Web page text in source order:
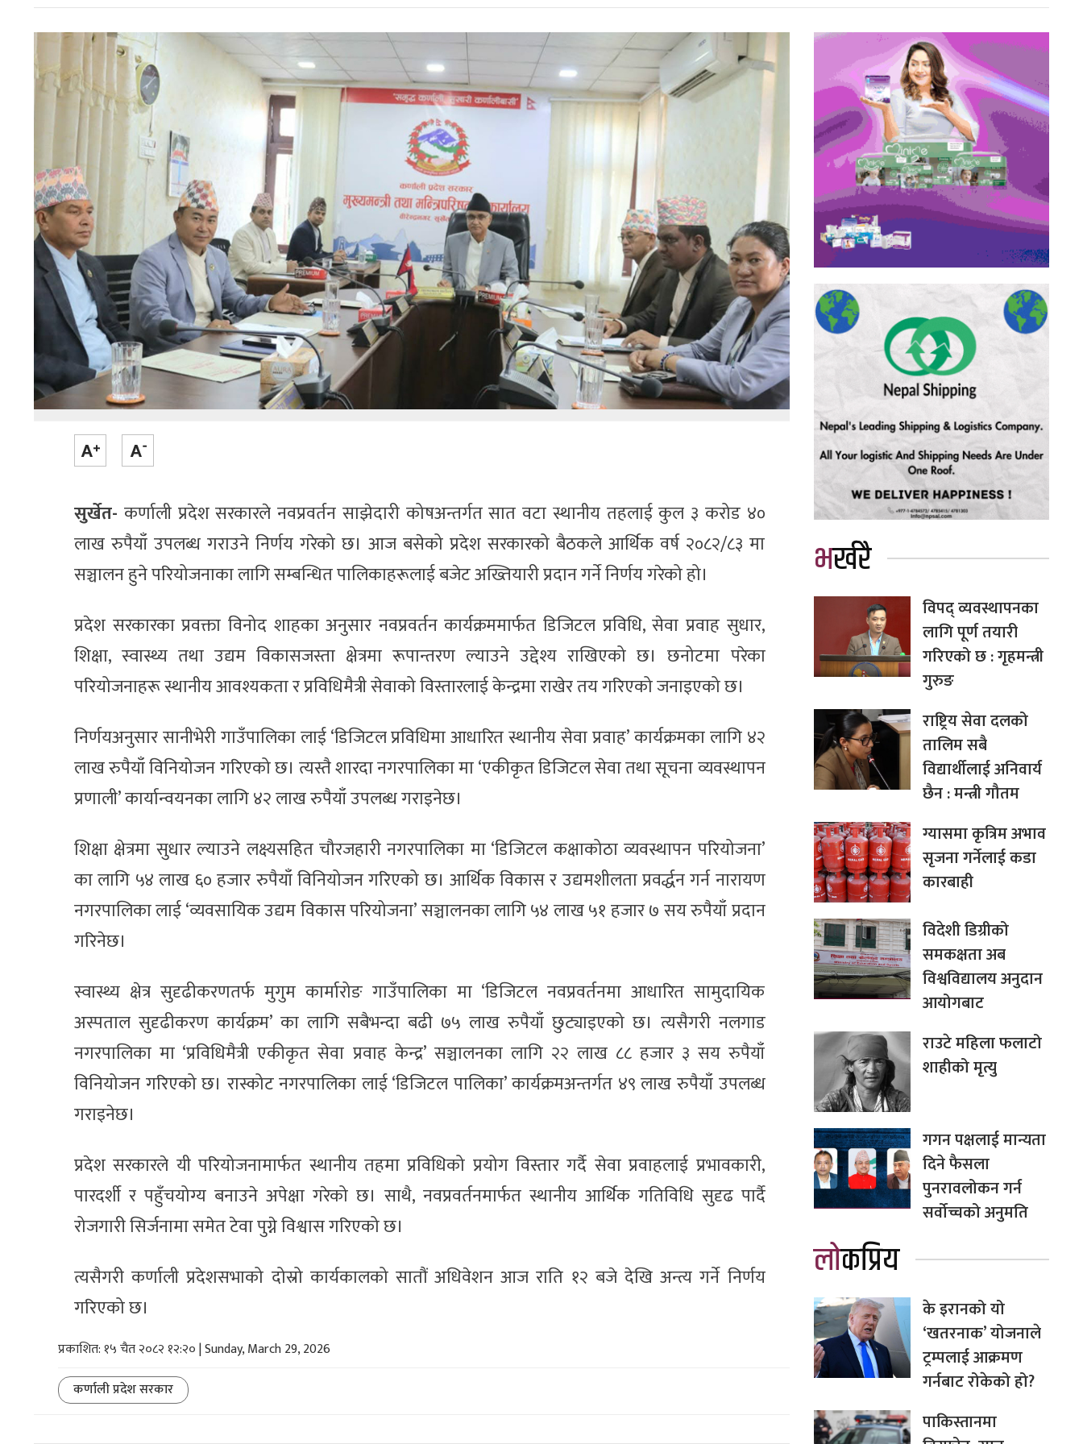
सुर्खेत- कर्णाली प्रदेश सरकारले नवप्रवर्तन साझेदारी कोषअन्तर्गत सात वटा स्थानीय तहलाई कुल ३ करोड ४०
लाख रुपैयाँ उपलब्ध गराउने निर्णय गरेको छ। आज बसेको प्रदेश सरकारको बैठकले आर्थिक वर्ष २०८२/८३ मा
सञ्चालन हुने परियोजनाका लागि सम्बन्धित पालिकाहरूलाई बजेट अख्तियारी प्रदान गर्ने निर्णय गरेको हो।
प्रदेश सरकारका प्रवक्ता विनोद शाहका अनुसार नवप्रवर्तन कार्यक्रममार्फत डिजिटल प्रविधि, सेवा प्रवाह सुधार,
शिक्षा, स्वास्थ्य तथा उद्यम विकासजस्ता क्षेत्रमा रूपान्तरण ल्याउने उद्देश्य राखिएको छ। छनोटमा परेका
परियोजनाहरू स्थानीय आवश्यकता र प्रविधिमैत्री सेवाको विस्तारलाई केन्द्रमा राखेर तय गरिएको जनाइएको छ।
निर्णयअनुसार सानीभेरी गाउँपालिका लाई ‘डिजिटल प्रविधिमा आधारित स्थानीय सेवा प्रवाह’ कार्यक्रमका लागि ४२
लाख रुपैयाँ विनियोजन गरिएको छ। त्यस्तै शारदा नगरपालिका मा ‘एकीकृत डिजिटल सेवा तथा सूचना व्यवस्थापन
प्रणाली’ कार्यान्वयनका लागि ४२ लाख रुपैयाँ उपलब्ध गराइनेछ।
शिक्षा क्षेत्रमा सुधार ल्याउने लक्ष्यसहित चौरजहारी नगरपालिका मा ‘डिजिटल कक्षाकोठा व्यवस्थापन परियोजना’
का लागि ५४ लाख ६० हजार रुपैयाँ विनियोजन गरिएको छ। आर्थिक विकास र उद्यमशीलता प्रवर्द्धन गर्न नारायण
नगरपालिका लाई ‘व्यवसायिक उद्यम विकास परियोजना’ सञ्चालनका लागि ५४ लाख ५१ हजार ७ सय रुपैयाँ प्रदान
गरिनेछ।
स्वास्थ्य क्षेत्र सुदृढीकरणतर्फ मुगुम कार्मारोङ गाउँपालिका मा ‘डिजिटल नवप्रवर्तनमा आधारित सामुदायिक
अस्पताल सुदृढीकरण कार्यक्रम’ का लागि सबैभन्दा बढी ७५ लाख रुपैयाँ छुट्याइएको छ। त्यसैगरी नलगाड
नगरपालिका मा ‘प्रविधिमैत्री एकीकृत सेवा प्रवाह केन्द्र’ सञ्चालनका लागि २२ लाख ८८ हजार ३ सय रुपैयाँ
विनियोजन गरिएको छ। रास्कोट नगरपालिका लाई ‘डिजिटल पालिका’ कार्यक्रमअन्तर्गत ४९ लाख रुपैयाँ उपलब्ध
गराइनेछ।
प्रदेश सरकारले यी परियोजनामार्फत स्थानीय तहमा प्रविधिको प्रयोग विस्तार गर्दै सेवा प्रवाहलाई प्रभावकारी,
पारदर्शी र पहुँचयोग्य बनाउने अपेक्षा गरेको छ। साथै, नवप्रवर्तनमार्फत स्थानीय आर्थिक गतिविधि सुदृढ पार्दै
रोजगारी सिर्जनामा समेत टेवा पुग्ने विश्वास गरिएको छ।
त्यसैगरी कर्णाली प्रदेशसभाको दोस्रो कार्यकालको सातौं अधिवेशन आज राति १२ बजे देखि अन्त्य गर्ने निर्णय
गरिएको छ।
प्रकाशित: १५ चैत २०८२ १२:२० | Sunday, March 29, 2026
कर्णाली प्रदेश सरकार
भर्खरै
विपद् व्यवस्थापनका
लागि पूर्ण तयारी
गरिएको छ : गृहमन्त्री
गुरुङ
राष्ट्रिय सेवा दलको
तालिम सबै
विद्यार्थीलाई अनिवार्य
छैन : मन्त्री गौतम
ग्यासमा कृत्रिम अभाव
सृजना गर्नेलाई कडा
कारबाही
विदेशी डिग्रीको
समकक्षता अब
विश्वविद्यालय अनुदान
आयोगबाट
राउटे महिला फलाटो
शाहीको मृत्यु
गगन पक्षलाई मान्यता
दिने फैसला
पुनरावलोकन गर्न
सर्वोच्चको अनुमति
लोकप्रिय
के इरानको यो
‘खतरनाक’ योजनाले
ट्रम्पलाई आक्रमण
गर्नबाट रोकेको हो?
पाकिस्तानमा